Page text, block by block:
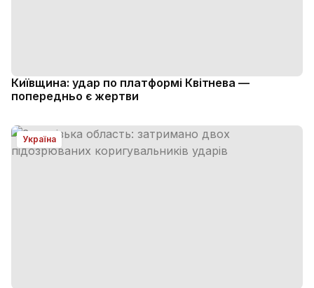
Київщина: удар по платформі Квітнева —
попередньо є жертви
Україна